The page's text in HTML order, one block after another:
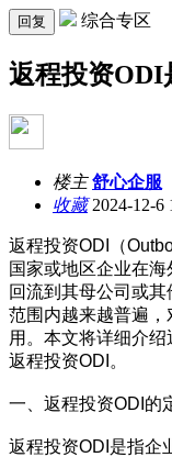
回复 综合专区
返程投资ODI
楼主 舒心企服
收藏2024-12-6
返程投资ODI（
国家或地区企业在
回流到其母公司或
范围内越来越普遍
用。本文将详细介
返程投资ODI。
一、返程投资ODI的
返程投资ODI是指企